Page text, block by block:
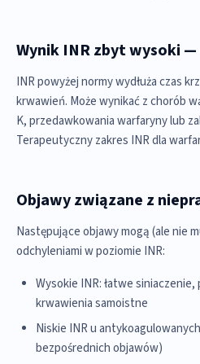
Wynik INR zbyt wysoki —
INR powyżej normy wydłuża czas
krwawień. Może wynikać z chorób
K, przedawkowania warfaryny lub
Terapeutyczny zakres INR dla
Objawy związane z
Następujące objawy mogą (ale nie
odchyleniami w poziomie INR:
Wysokie INR: łatwe
krwawienia samoistne
Niskie INR u
bezpośrednich objawów)